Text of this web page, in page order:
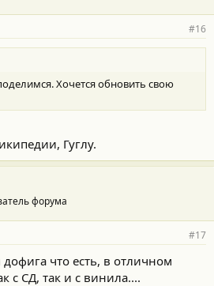
#16
Хочется обновить свою
Гуглу.
форума
#17
что есть, в отличном
с СД, так и с винила....